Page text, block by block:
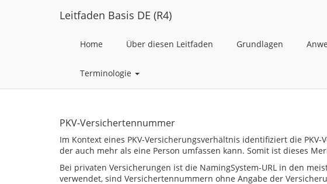
Leitfaden Basis DE (R4)
Home Über diesen Leitfaden Grundlagen
Terminologie
PKV-Versichertennummer
Im Kontext eines PKV-Versicherungsverhältnis identifiziert die
der auch mehr als eine Person umfassen kann. Somit ist dieses
Bei privaten Versicherungen ist die NamingSystem-URL in den
verwendet, sind Versichertennummern ohne Angabe der